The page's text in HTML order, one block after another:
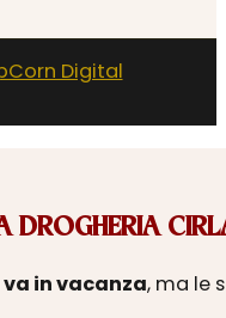
Digital
DROGHERIA
va in vacanza, ma le